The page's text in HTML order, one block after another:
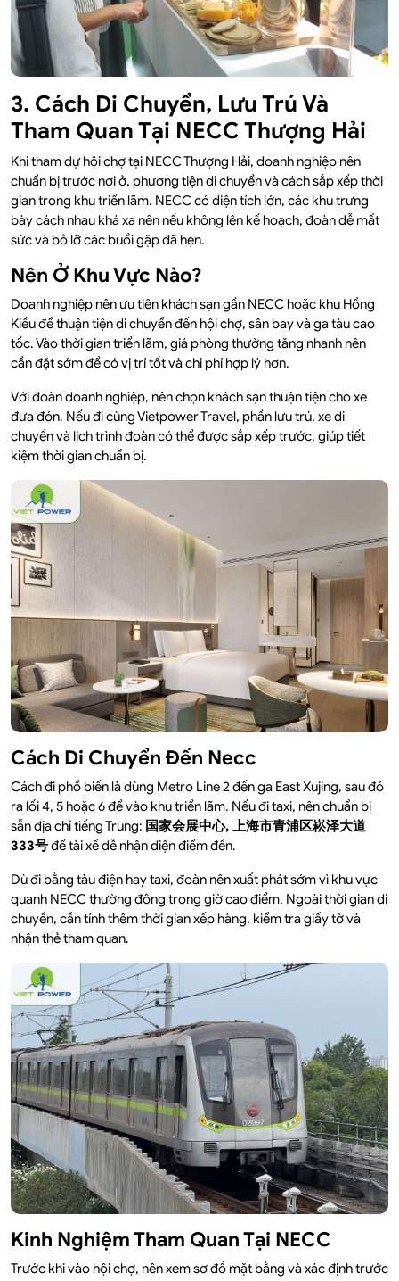
3. Cách Di Chuyển, Lưu Trú Và
Tham Quan Tại NECC Thượng Hải
Khi tham dự hội chợ tại NECC Thượng Hải, doanh nghiệp nên
chuẩn bị trước nơi ở, phương tiện di chuyển và cách sắp xếp thời
gian trong khu triển lãm. NECC có diện tích lớn, các khu trưng
bày cách nhau khá xa nên nếu không lên kế hoạch, đoàn dễ mất
sức và bỏ lỡ các buổi gặp đã hẹn.
Nên Ở Khu Vực Nào?
Doanh nghiệp nên ưu tiên khách sạn gần NECC hoặc khu Hồng
Kiều để thuận tiện di chuyển đến hội chợ, sân bay và ga tàu cao
tốc. Vào thời gian triển lãm, giá phòng thường tăng nhanh nên
cần đặt sớm để có vị trí tốt và chi phí hợp lý hơn.
Với đoàn doanh nghiệp, nên chọn khách sạn thuận tiện cho xe
đưa đón. Nếu đi cùng Vietpower Travel, phần lưu trú, xe di
chuyển và lịch trình đoàn có thể được sắp xếp trước, giúp tiết
kiệm thời gian chuẩn bị.
Cách Di Chuyển Đến Necc
Cách đi phổ biến là dùng Metro Line 2 đến ga East Xujing, sau đó
ra lối 4, 5 hoặc 6 để vào khu triển lãm. Nếu đi taxi, nên chuẩn bị
sẵn địa chỉ tiếng Trung: 国家会展中心, 上海市青浦区崧泽大道
333号để tài xế dễ nhận diện điểm đến.
Dù đi bằng tàu điện hay taxi, đoàn nên xuất phát sớm vì khu vực
quanh NECC thường đông trong giờ cao điểm. Ngoài thời gian di
chuyển, cần tính thêm thời gian xếp hàng, kiểm tra giấy tờ và
nhận thẻ tham quan.
Kinh Nghiệm Tham Quan Tại NECC
Trước khi vào hội chợ, nên xem sơ đồ mặt bằng và xác định trước